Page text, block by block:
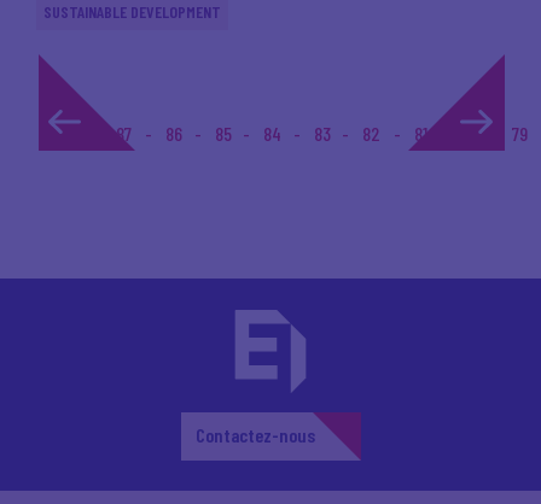
SUSTAINABLE DEVELOPMENT
1... 87 86 85 84 83 82 81 80 79
Contactez-nous